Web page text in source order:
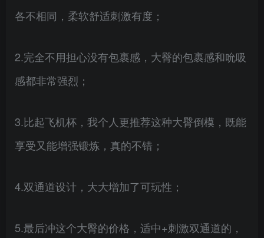
各不相同，柔软舒适刺激有度；
2.完全不用担心没有包裹感，大臀的包裹感和吮吸
感都非常强烈；
3.比起飞机杯，我个人更推荐这种大臀倒模，既能
享受又能增强锻炼，真的不错；
4.双通道设计，大大增加了可玩性；
5.最后冲这个大臀的价格，适中+刺激双通道的，